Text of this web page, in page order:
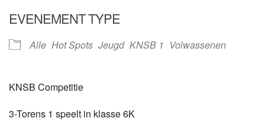
EVENEMENT TYPE
Alle Hot Spots Jeugd KNSB 1 Volwassenen
KNSB Competitie
3-Torens 1 speelt in klasse 6K